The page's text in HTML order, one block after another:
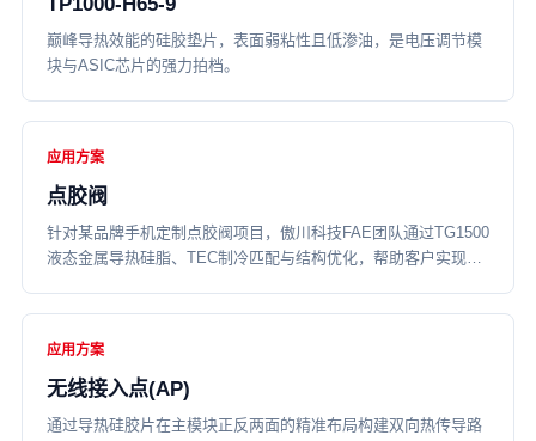
TP1000-H65-9
巅峰导热效能的硅胶垫片，表面弱粘性且低渗油，是电压调节模
块与ASIC芯片的强力拍档。
应用方案
点胶阀
针对某品牌手机定制点胶阀项目，傲川科技FAE团队通过TG1500
液态金属导热硅脂、TEC制冷匹配与结构优化，帮助客户实现制
应用方案
无线接入点(AP)
通过导热硅胶片在主模块正反两面的精准布局构建双向热传导路